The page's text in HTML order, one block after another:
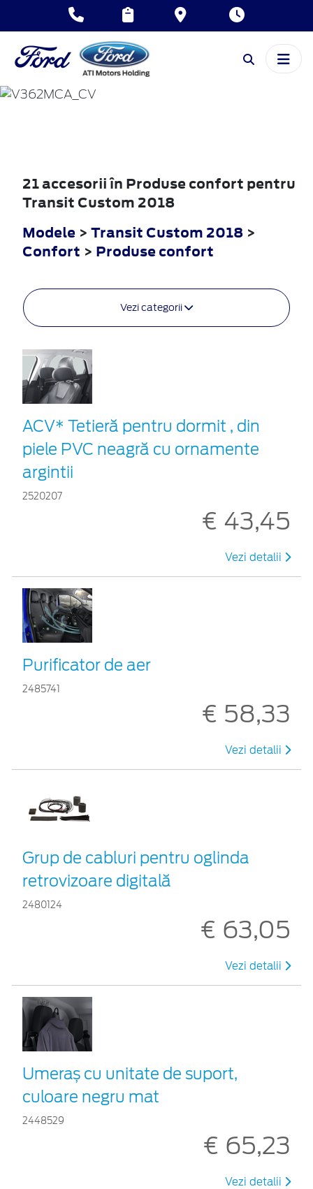
TRANSIT
CUSTOM
21 accesorii în Produse confort pentru
Transit Custom 2018
Modele > Transit Custom 2018 >
Confort > Produse confort
Vezi categorii
ACV* Tetieră pentru dormit , din
piele PVC neagră cu ornamente
argintii
2520207
€ 43,45
Vezi detalii
Purificator de aer
2485741
€ 58,33
Vezi detalii
Grup de cabluri pentru oglinda
retrovizoare digitală
2480124
€ 63,05
Vezi detalii
Umeraș cu unitate de suport,
culoare negru mat
2448529
€ 65,23
Vezi detalii